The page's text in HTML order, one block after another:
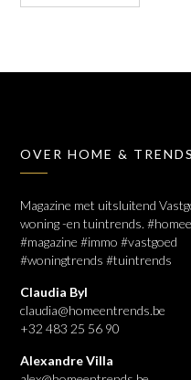
OVER HOME & TRENDS
Magazine met uitsluitend
woning -en tuintrends.
#magazine #immo #vastgoed
#woningtrends #tuintrends
Claudia Byl
claudia@homeentrends.be
+32 483 25 56 90
Alexandre Villa